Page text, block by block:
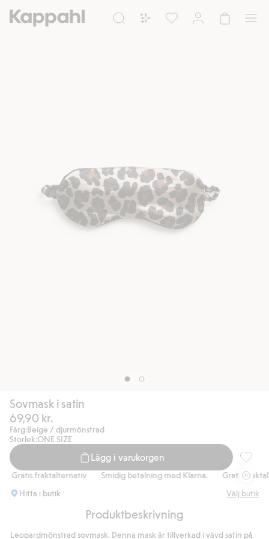
Sovmask i satin
69,90 kr.
Färg:Beige / djurmönstrad
Storlek:ONE SIZE
Lägg i varukorgen
Gratis fraktalternativ Smidig betalning med Klarna.
Gratis
Hitta i butik
Välj butik
Produktbeskrivning
Leopardmönstrad sovmask. Denna mask är tillverkad i vävd satin på